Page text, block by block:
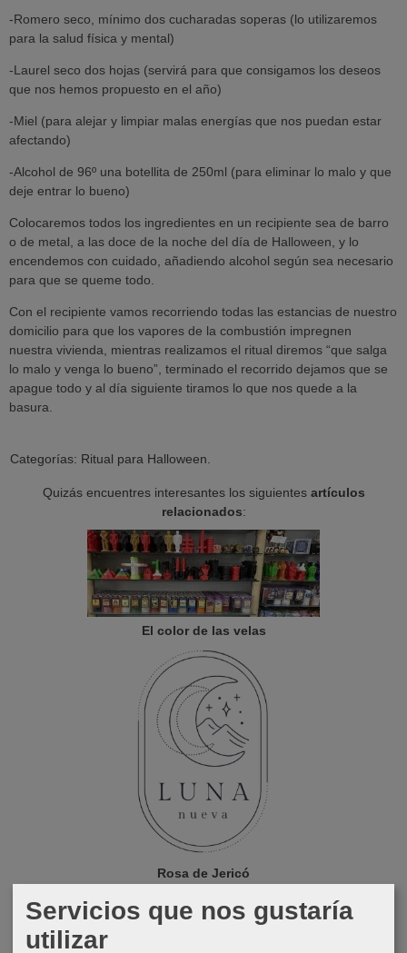
-Romero seco, mínimo dos cucharadas soperas (lo utilizaremos
para la salud física y mental)
-Laurel seco dos hojas (servirá para que consigamos los deseos
que nos hemos propuesto en el año)
-Miel (para alejar y limpiar malas energías que nos puedan estar
afectando)
-Alcohol de 96º una botellita de 250ml (para eliminar lo malo y que
deje entrar lo bueno)
Colocaremos todos los ingredientes en un recipiente sea de barro
o de metal, a las doce de la noche del día de Halloween, y lo
encendemos con cuidado, añadiendo alcohol según sea necesario
para que se queme todo.
Con el recipiente vamos recorriendo todas las estancias de nuestro
domicilio para que los vapores de la combustión impregnen
nuestra vivienda, mientras realizamos el ritual diremos “que salga
lo malo y venga lo bueno”, terminado el recorrido dejamos que se
apague todo y al día siguiente tiramos lo que nos quede a la
basura.
Categorías: Ritual para Halloween.
Quizás encuentres interesantes los siguientes artículos
relacionados:
El color de las velas
Rosa de Jericó
Servicios que nos gustaría
utilizar